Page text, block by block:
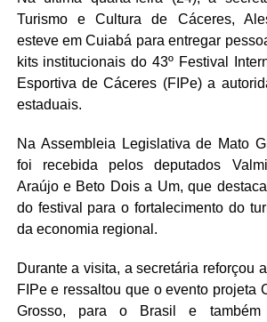
Turismo e Cultura de Cáceres,
esteve em Cuiabá para entregar
kits institucionais do 43º Festival
Esportiva de Cáceres (FIPe) a
estaduais.
Na Assembleia Legislativa de Mato
foi recebida pelos deputados
Araújo e Beto Dois a Um, que
do festival para o fortalecimento do
da economia regional.
Durante a visita, a secretária reforçou
FIPe e ressaltou que o evento projeta
Grosso, para o Brasil e